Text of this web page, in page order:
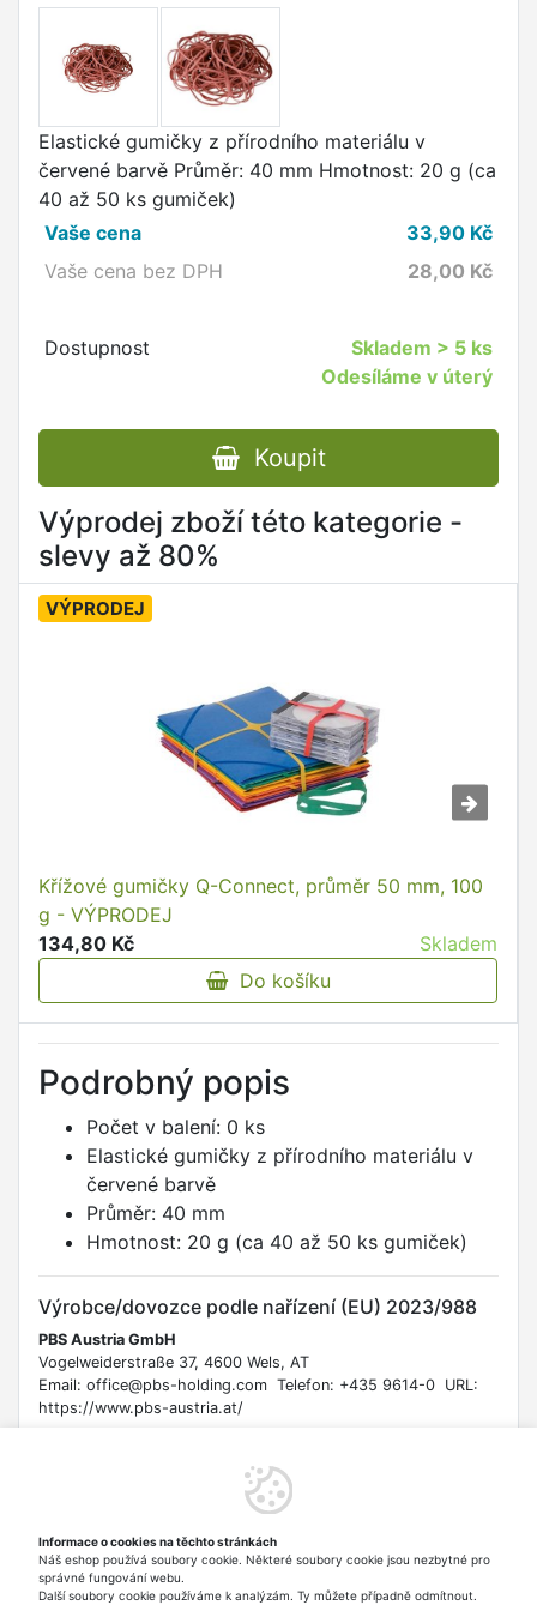
Elastické gumičky z přírodního materiálu v
červené barvě Průměr: 40 mm Hmotnost: 20 g (ca
40 až 50 ks gumiček)
Vaše cena
33,90 Kč
Vaše cena bez DPH
28,00 Kč
Dostupnost Skladem > 5 ks
Odesíláme v úterý
Koupit
Výprodej zboží této kategorie -
slevy až 80%
VÝPRODEJ
Křížové gumičky Q-Connect, průměr 50 mm, 100
g - VÝPRODEJ
134,80 Kč
Skladem
Do košíku
Podrobný popis
Počet v balení: 0 ks
Elastické gumičky z přírodního materiálu v
červené barvě
Průměr: 40 mm
Hmotnost: 20 g (ca 40 až 50 ks gumiček)
Výrobce/dovozce podle nařízení (EU) 2023/988
PBS Austria GmbH
Vogelweiderstraße 37, 4600 Wels, AT
Email: office@pbs-holding.com Telefon: +435 9614-0 URL:
https://www.pbs-austria.at/
Bezpečnostní informace
Upozornění: Gumičky mohou představovat riziko udušení pro
Uchovávejte mimo dosah dětí do 3 let. Používejte pod
dohledem dospělých. V případě alergie na latex se vyhněte
kontaktu s pokožkou.
Informace o cookies na těchto stránkách
Náš eshop používá soubory cookie. Některé soubory cookie jsou nezbytné pro
správné fungování webu.
Další soubory cookie používáme k analýzám. Ty můžete případně odmítnout.